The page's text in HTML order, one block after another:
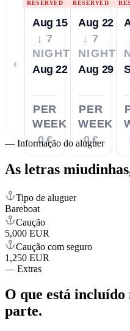
‹
RESERVED
Aug 15
↓ 7
NIGHTS
Aug 22
PER
WEEK
0 €
RESERVED
Aug 22
↓ 7
NIGHTS
Aug 29
PER
WEEK
0 €
— Informação do aluguer
As letras
Tipo de aluguer
Bareboat
Caução
5,000 EUR
Caução com seguro
1,250 EUR
— Extras
O que está
parte.